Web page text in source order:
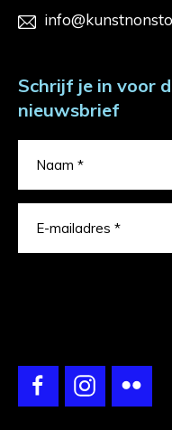
Schrijf je in voor
nieuwsbrief